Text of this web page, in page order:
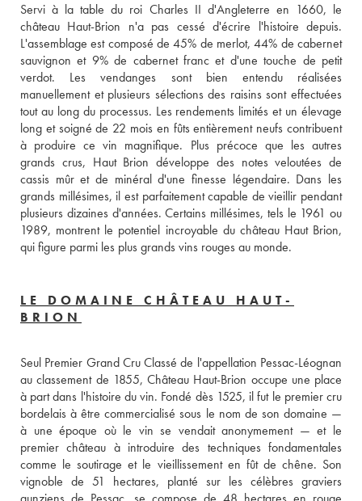
Servi à la table du roi Charles II d'Angleterre en 1660, le
château Haut-Brion n'a pas cessé d'écrire l'histoire depuis.
L'assemblage est composé de 45% de merlot, 44% de cabernet
sauvignon et 9% de cabernet franc et d'une touche de petit
verdot. Les vendanges sont bien entendu réalisées
manuellement et plusieurs sélections des raisins sont effectuées
tout au long du processus. Les rendements limités et un élevage
long et soigné de 22 mois en fûts entièrement neufs contribuent
à produire ce vin magnifique. Plus précoce que les autres
grands crus, Haut Brion développe des notes veloutées de
cassis mûr et de minéral d'une finesse légendaire. Dans les
grands millésimes, il est parfaitement capable de vieillir pendant
plusieurs dizaines d'années. Certains millésimes, tels le 1961 ou
1989, montrent le potentiel incroyable du château Haut Brion,
qui figure parmi les plus grands vins rouges au monde.
LE DOMAINE CHÂTEAU HAUT-
BRION
Seul Premier Grand Cru Classé de l'appellation Pessac-Léognan
au classement de 1855, Château Haut-Brion occupe une place
à part dans l'histoire du vin. Fondé dès 1525, il fut le premier cru
bordelais à être commercialisé sous le nom de son domaine —
à une époque où le vin se vendait anonymement — et le
premier château à introduire des techniques fondamentales
comme le soutirage et le vieillissement en fût de chêne. Son
vignoble de 51 hectares, planté sur les célèbres graviers